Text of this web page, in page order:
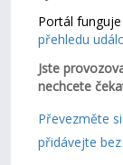
Portál
přehledu
Jste
nechcete
Převezměte
přidávejte